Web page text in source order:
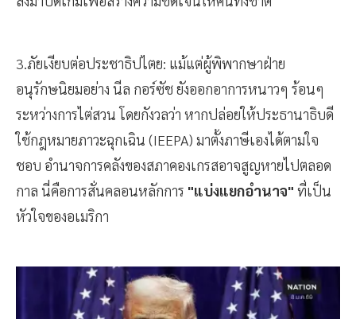
3.ภัยเงียบต่อประชาธิปไตย: แม้แต่ผู้พิพากษาฝ่าย
อนุรักษนิยมอย่าง นีล กอร์ซัช ยังออกอาการหนาวๆ ร้อนๆ
ระหว่างการไต่สวน โดยกังวลว่า หากปล่อยให้ประธานาธิบดี
ใช้กฎหมายภาวะฉุกเฉิน (IEEPA) มาตั้งภาษีเองได้ตามใจ
ชอบ อำนาจการคลังของสภาคองเกรสอาจสูญหายไปตลอด
กาล นี่คือการสั่นคลอนหลักการ "แบ่งแยกอำนาจ" ที่เป็น
หัวใจของอเมริกา